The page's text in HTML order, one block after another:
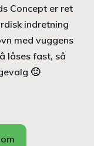
Concept er ret
indretning
med vuggens
låses fast, så
🙂